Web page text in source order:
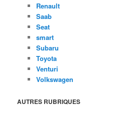
Renault
Saab
Seat
smart
Subaru
Toyota
Venturi
Volkswagen
AUTRES RUBRIQUES